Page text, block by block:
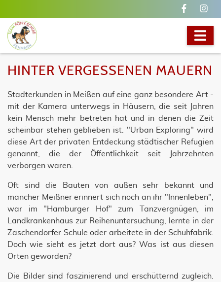
HINTER VERGESSENEN MAUERN
Stadterkunden in Meißen auf eine ganz besondere Art -
mit der Kamera unterwegs in Häusern, die seit Jahren
kein Mensch mehr betreten hat und in denen die Zeit
scheinbar stehen geblieben ist. "Urban Exploring" wird
diese Art der privaten Entdeckung städtischer Refugien
genannt, die der Öffentlichkeit seit Jahrzehnten
verborgen waren.
Oft sind die Bauten von außen sehr bekannt und
mancher Meißner erinnert sich noch an ihr "Innenleben",
war im "Hamburger Hof" zum Tanzvergnügen, im
Landkrankenhaus zur Reihenuntersuchung, lernte in der
Zaschendorfer Schule oder arbeitete in der Schuhfabrik.
Doch wie sieht es jetzt dort aus? Was ist aus diesen
Orten geworden?
Die Bilder sind faszinierend und erschütternd zugleich.